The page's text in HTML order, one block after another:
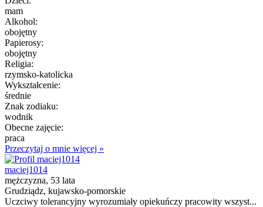
mam
Alkohol:
obojętny
Papierosy:
obojętny
Religia:
rzymsko-katolicka
Wykształcenie:
średnie
Znak zodiaku:
wodnik
Obecne zajęcie:
praca
Przeczytaj o mnie więcej »
maciej1014
mężczyzna, 53 lata
Grudziądz, kujawsko-pomorskie
Uczciwy tolerancyjny wyrozumiały opiekuńczy pracowity wszyst...